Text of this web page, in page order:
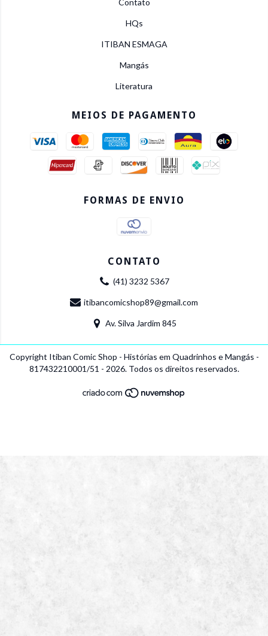
Contato
HQs
ITIBAN ESMAGA
Mangás
Literatura
MEIOS DE PAGAMENTO
FORMAS DE ENVIO
CONTATO
(41) 3232 5367
itibancomicshop89@gmail.com
Av. Silva Jardim 845
Copyright Itiban Comic Shop - Histórias em Quadrinhos e Mangás -
817432210001/51 - 2026. Todos os direitos reservados.